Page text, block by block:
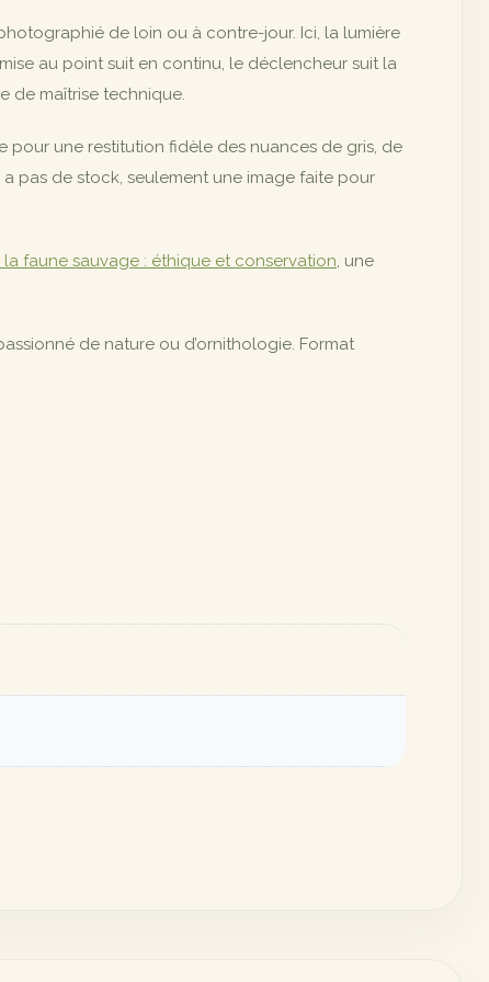
de loin ou à contre-jour. Ici, la lumière
au point suit en continu, le déclencheur suit la
de maîtrise technique.
pour une restitution fidèle des nuances de gris, de
pas de stock, seulement une image faite pour
faune sauvage : éthique et conservation, une
de nature ou d’ornithologie. Format